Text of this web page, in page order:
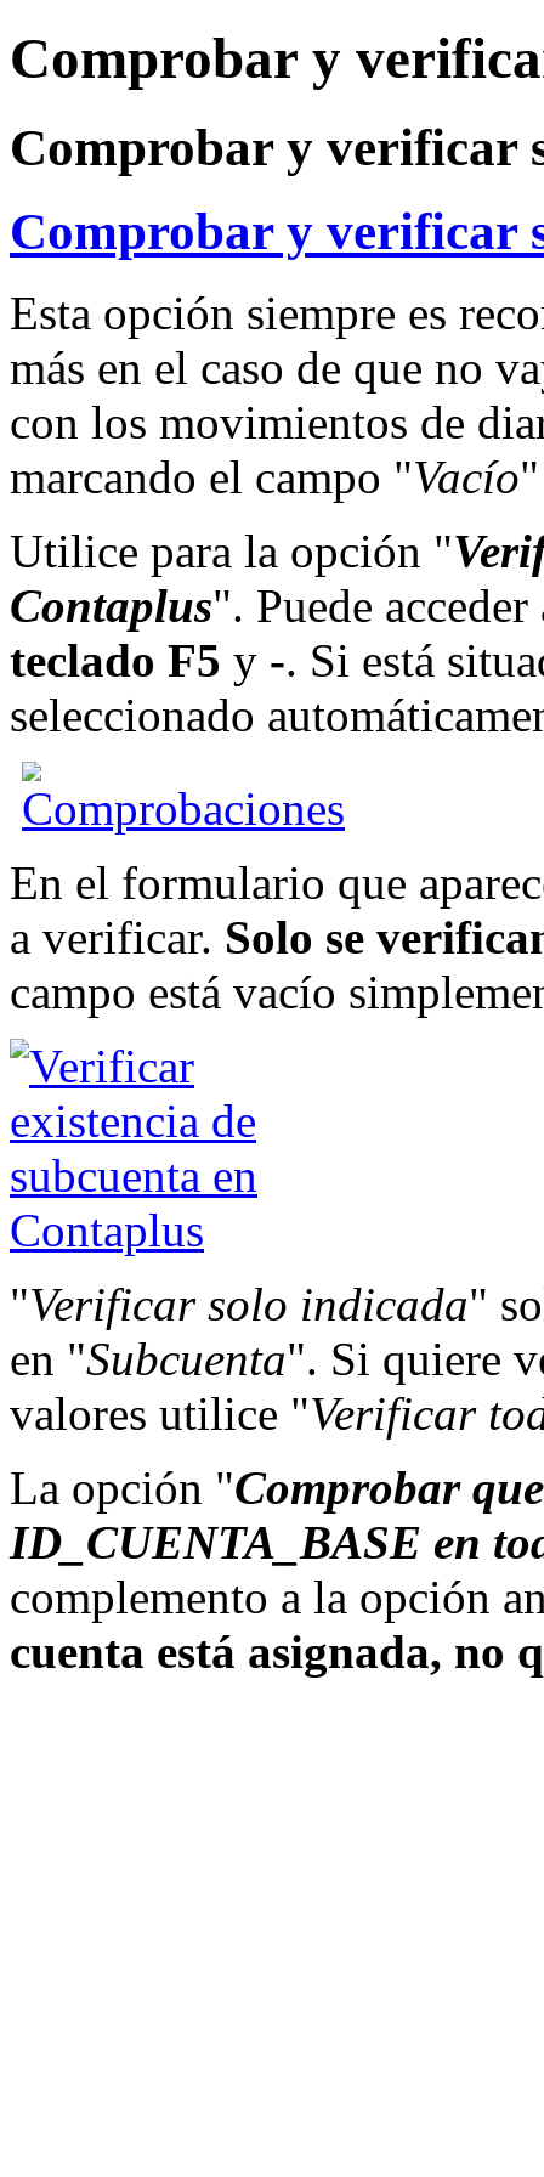
Comprobar y
Comprobar y verificar
Comprobar y verificar
Esta opción siempre es
más en el caso de que no
con los movimientos de
marcando el campo "Vacío
Utilice para la opción "
Contaplus". Puede
teclado F5 y -. Si está
seleccionado
En el formulario que
a verificar. Solo se
campo está vacío
"Verificar solo indicada"
en "Subcuenta". Si quiere
valores utilice "Verificar
La opción "Comprobar
ID_CUENTA_BASE en
complemento a la opción
cuenta está asignada, no